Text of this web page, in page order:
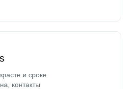
и сроке
контакты